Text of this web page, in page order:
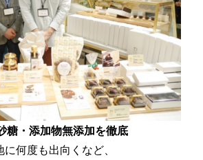
糖・添加物無添加を徹底
何度も出向くなど、